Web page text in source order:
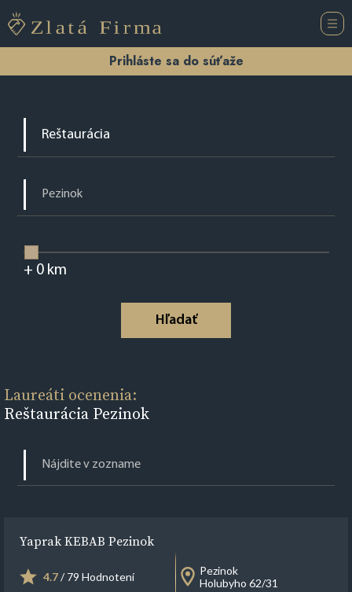
Prihláste sa do súťaže
+ 0km
Hľadať
Laureáti ocenenia:
Reštaurácia Pezinok
Yaprak KEBAB Pezinok
4.7/ 79 Hodnotení
Pezinok
Holubyho 62/31